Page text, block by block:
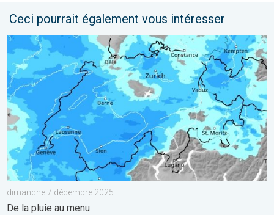
Ceci pourrait également vous intéresser
Une perturbation arrive sur la Suisse. De la pluie au menu. . .
dimanche 7 décembre 2025
De la pluie au menu